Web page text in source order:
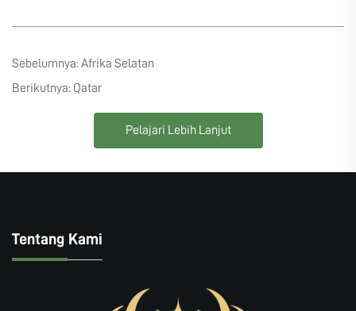
Sebelumnya:Afrika Selatan
Berikutnya: Qatar
Pelajari Lebih Lanjut
Tentang Kami